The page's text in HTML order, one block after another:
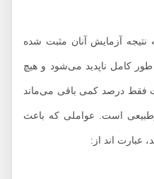
نتیجه آزمایش آنان مثبت شده
ناپدید می‌شود و هیچ
درصد کمی باقی می‌ماند
است. عواملی که باعث